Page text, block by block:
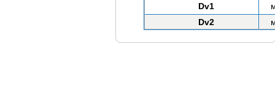
Dv1
Dv2